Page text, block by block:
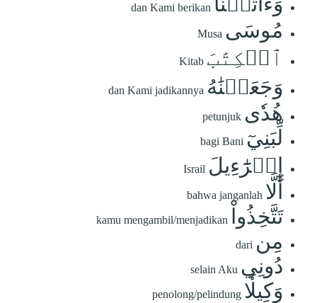
dan Kami berikan
مُوسَى Musa
ٱلۡكِتَٰبَ Kitab
وَجَعَلۡنَٰهُ dan Kami jadikannya
هُدٗى petunjuk
لِّبَنِيٓ bagi Bani
إِسۡرَٰٓءِيلَ Israil
أَلَّا bahwa janganlah
تَتَّخِذُواْ kamu mengambil/menjadikan
مِن dari
دُونِي selain Aku
وَكِيلٗا penolong/pelindung